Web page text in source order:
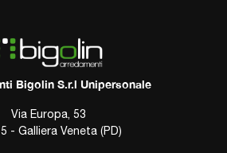
Bigolin S.r.l Unipersonale
Via Europa, 53
- Galliera Veneta (PD)